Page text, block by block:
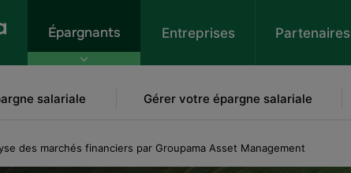
Épargnants
salariale Gérer votre épargne salariale
Entreprises Partenaires
des marchés financiers par Groupama Asset Management